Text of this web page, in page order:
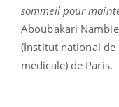
sommeil pour
Aboubakari
(Institut national de
médicale) de Paris.